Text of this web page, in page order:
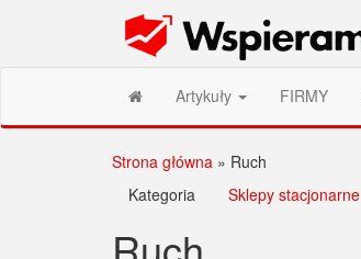
Wspieram Rozwój PL
Artykuły FIRMY
Strona główna » Ruch
Kategoria
Sklepy stacjonarne